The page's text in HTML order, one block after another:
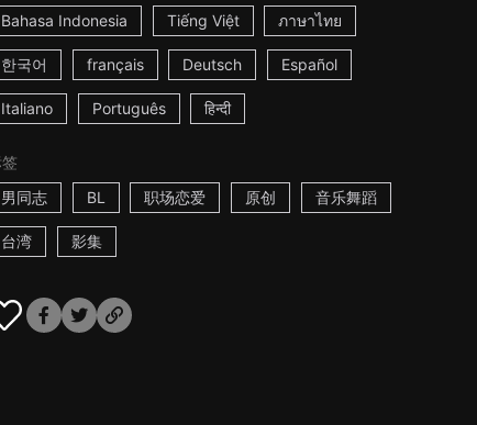
Bahasa Indonesia Tiếng Việt ภาษาไทย
한국어 français Deutsch Español
Italiano Português हिन्दी
男同志
BL 职场恋爱 原创 音乐舞蹈
台湾 影集